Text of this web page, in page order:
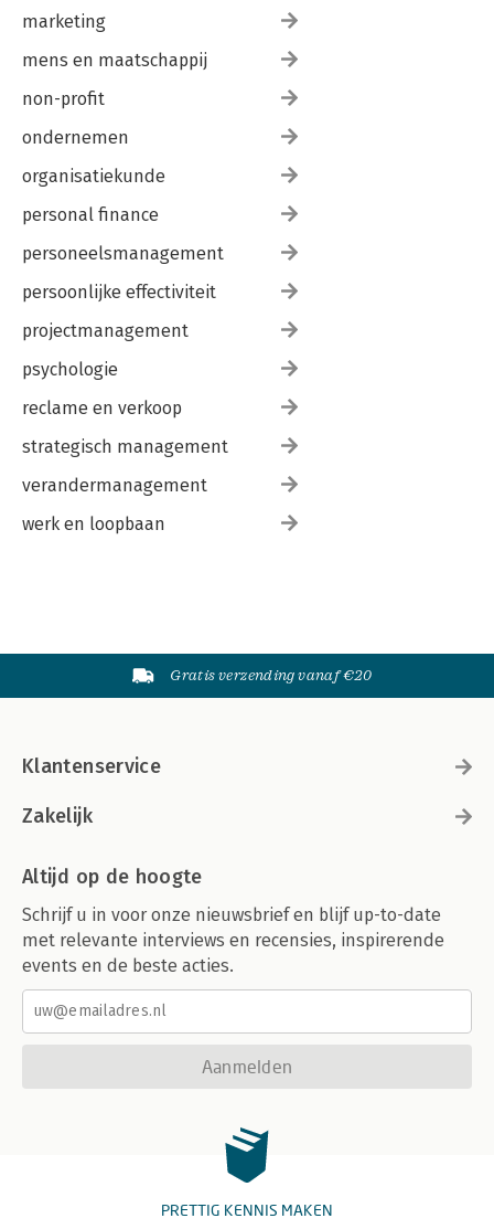
marketing
mens en maatschappij
non-profit
ondernemen
organisatiekunde
personal finance
personeelsmanagement
persoonlijke effectiviteit
projectmanagement
psychologie
reclame en verkoop
strategisch management
verandermanagement
werk en loopbaan
Gratis verzending vanaf €20
Klantenservice
Zakelijk
Altijd op de hoogte
Schrijf u in voor onze nieuwsbrief en blijf up-to-date
met relevante interviews en recensies, inspirerende
events en de beste acties.
Aanmelden
PRETTIG KENNIS MAKEN